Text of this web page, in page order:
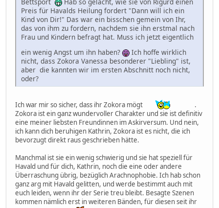
Preis für Havalds Heilung fordert "Dann will ich ein
Kind von Dir!" Das war ein bisschen gemein von Ihr,
das von ihm zu fordern, nachdem sie ihn erstmal nach
Frau und Kindern befragt hat. Muss ich jetzt eigentlich
ein wenig Angst um ihn haben?
Ich hoffe wirklich
nicht, dass Zokora Vanessa besonderer "Liebling" ist,
aber die kannten wir im ersten Abschnitt noch nicht,
oder?
Ich war mir so sicher, dass ihr Zokora mögt
.
Zokora ist ein ganz wundervoller Charakter und sie ist definitiv
eine meiner liebsten Freundinnen im Askirversum. Und nein,
ich kann dich beruhigen Kathrin, Zokora ist es nicht, die ich
bevorzugt direkt raus geschrieben hätte.
Manchmal ist sie ein wenig schwierig und sie hat speziell für
Havald und für dich, Kathrin, noch die eine oder andere
Überraschung übrig, bezüglich Arachnophobie. Ich hab schon
ganz arg mit Havald gelitten, und werde bestimmt auch mit
euch leiden, wenn ihr der Serie treu bleibt. Besagte Szenen
kommen nämlich erst in weiteren Bänden, für diesen seit ihr